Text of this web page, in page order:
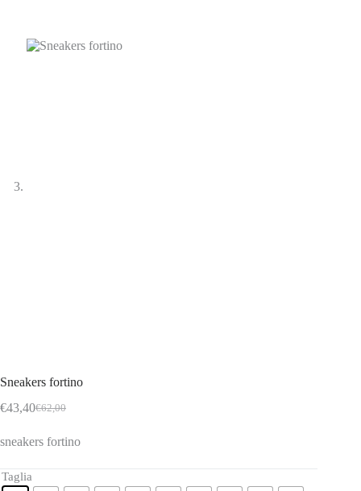
Sneakers fortino
€62,00
Il
originale
€43,40Il
attuale
sneakers fortino
Taglia